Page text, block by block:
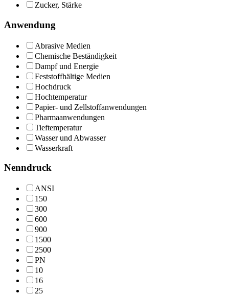
Zucker, Stärke
Anwendung
Abrasive Medien
Chemische Beständigkeit
Dampf und Energie
Feststoffhältige Medien
Hochdruck
Hochtemperatur
Papier- und Zellstoffanwendungen
Pharmaanwendungen
Tieftemperatur
Wasser und Abwasser
Wasserkraft
Nenndruck
ANSI
150
300
600
900
1500
2500
PN
10
16
25